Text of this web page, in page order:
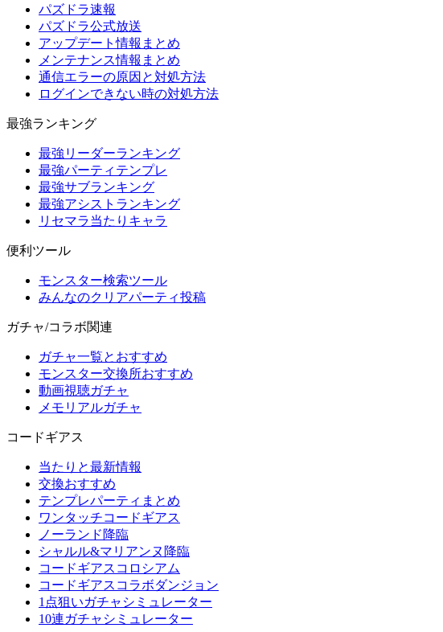
パズドラ速報
パズドラ公式放送
アップデート情報まとめ
メンテナンス情報まとめ
通信エラーの原因と対処方法
ログインできない時の対処方法
最強ランキング
最強リーダーランキング
最強パーティテンプレ
最強サブランキング
最強アシストランキング
リセマラ当たりキャラ
便利ツール
モンスター検索ツール
みんなのクリアパーティ投稿
ガチャ/コラボ関連
ガチャ一覧とおすすめ
モンスター交換所おすすめ
動画視聴ガチャ
メモリアルガチャ
コードギアス
当たりと最新情報
交換おすすめ
テンプレパーティまとめ
ワンタッチコードギアス
ノーランド降臨
シャルル&マリアンヌ降臨
コードギアスコロシアム
コードギアスコラボダンジョン
1点狙いガチャシミュレーター
10連ガチャシミュレーター